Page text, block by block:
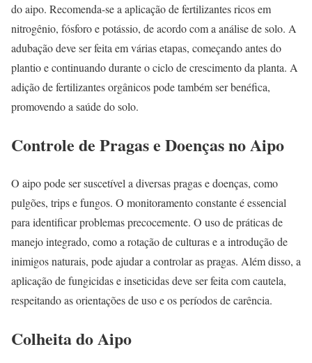
do aipo. Recomenda-se a aplicação de fertilizantes ricos em
nitrogênio, fósforo e potássio, de acordo com a análise de solo. A
adubação deve ser feita em várias etapas, começando antes do
plantio e continuando durante o ciclo de crescimento da planta. A
adição de fertilizantes orgânicos pode também ser benéfica,
promovendo a saúde do solo.
Controle de Pragas e Doenças no Aipo
O aipo pode ser suscetível a diversas pragas e doenças, como
pulgões, trips e fungos. O monitoramento constante é essencial
para identificar problemas precocemente. O uso de práticas de
manejo integrado, como a rotação de culturas e a introdução de
inimigos naturais, pode ajudar a controlar as pragas. Além disso, a
aplicação de fungicidas e inseticidas deve ser feita com cautela,
respeitando as orientações de uso e os períodos de carência.
Colheita do Aipo